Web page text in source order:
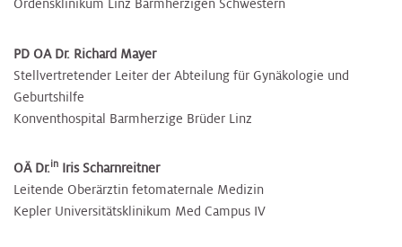
Ordensklinikum Linz Barmherzigen Schwestern
PD OA Dr. Richard Mayer
Stellvertretender Leiter der Abteilung für Gynäkologie und
Geburtshilfe
Konventhospital Barmherzige Brüder Linz
OÄ Dr.in Iris Scharnreitner
Leitende Oberärztin fetomaternale Medizin
Kepler Universitätsklinikum Med Campus IV